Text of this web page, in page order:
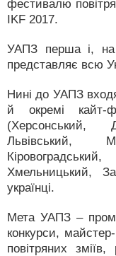
фестивалю
IKF 2017.
УАПЗ перша і, на
представляє всю
Нині до УАПЗ
й окремі кайт-
(Херсонський,
Львівський,
Хмельницький,
українці.
Мета УАПЗ –
конкурси,
повітряних зміїв,